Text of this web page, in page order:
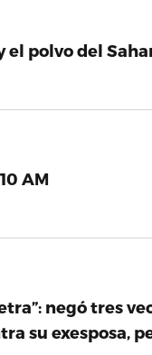
el polvo del
AM
negó tres
su exesposa,